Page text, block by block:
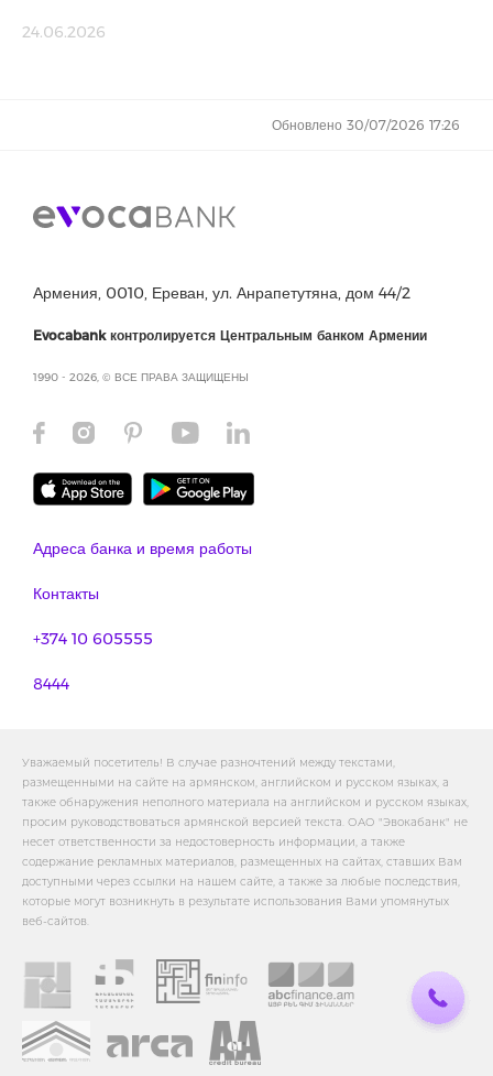
24.06.2026
Обновлено 30/07/2026 17:26
Армения, 0010, Ереван, ул. Анрапетутяна, дом 44/2
Evocabank контролируется Центральным банком Армении
1990 - 2026, © ВСЕ ПРАВА ЗАЩИЩЕНЫ
Адреса банка и время работы
Контакты
+374 10 605555
8444
Уважаемый посетитель! В случае разночтений между текстами,
размещенными на сайте на армянском, английском и русском языках, а
также обнаружения неполного материала на английском и русском языках,
просим руководствоваться армянской версией текста. ОАО "Эвокабанк" не
несет ответственности за недостоверность информации, а также
содержание рекламных материалов, размещенных на сайтах, ставших Вам
доступными через ссылки на нашем сайте, а также за любые последствия,
которые могут возникнуть в результате использования Вами упомянутых
веб-сайтов.